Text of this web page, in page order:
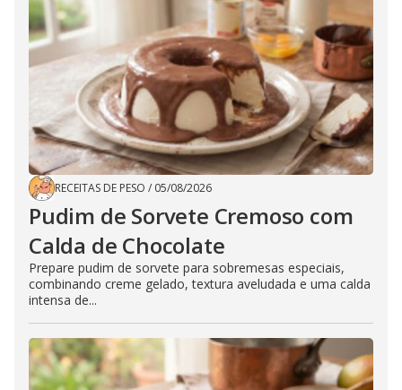
RECEITAS DE PESO / 05/08/2026
Pudim de Sorvete Cremoso com
Calda de Chocolate
Prepare pudim de sorvete para sobremesas especiais,
combinando creme gelado, textura aveludada e uma calda
intensa de...